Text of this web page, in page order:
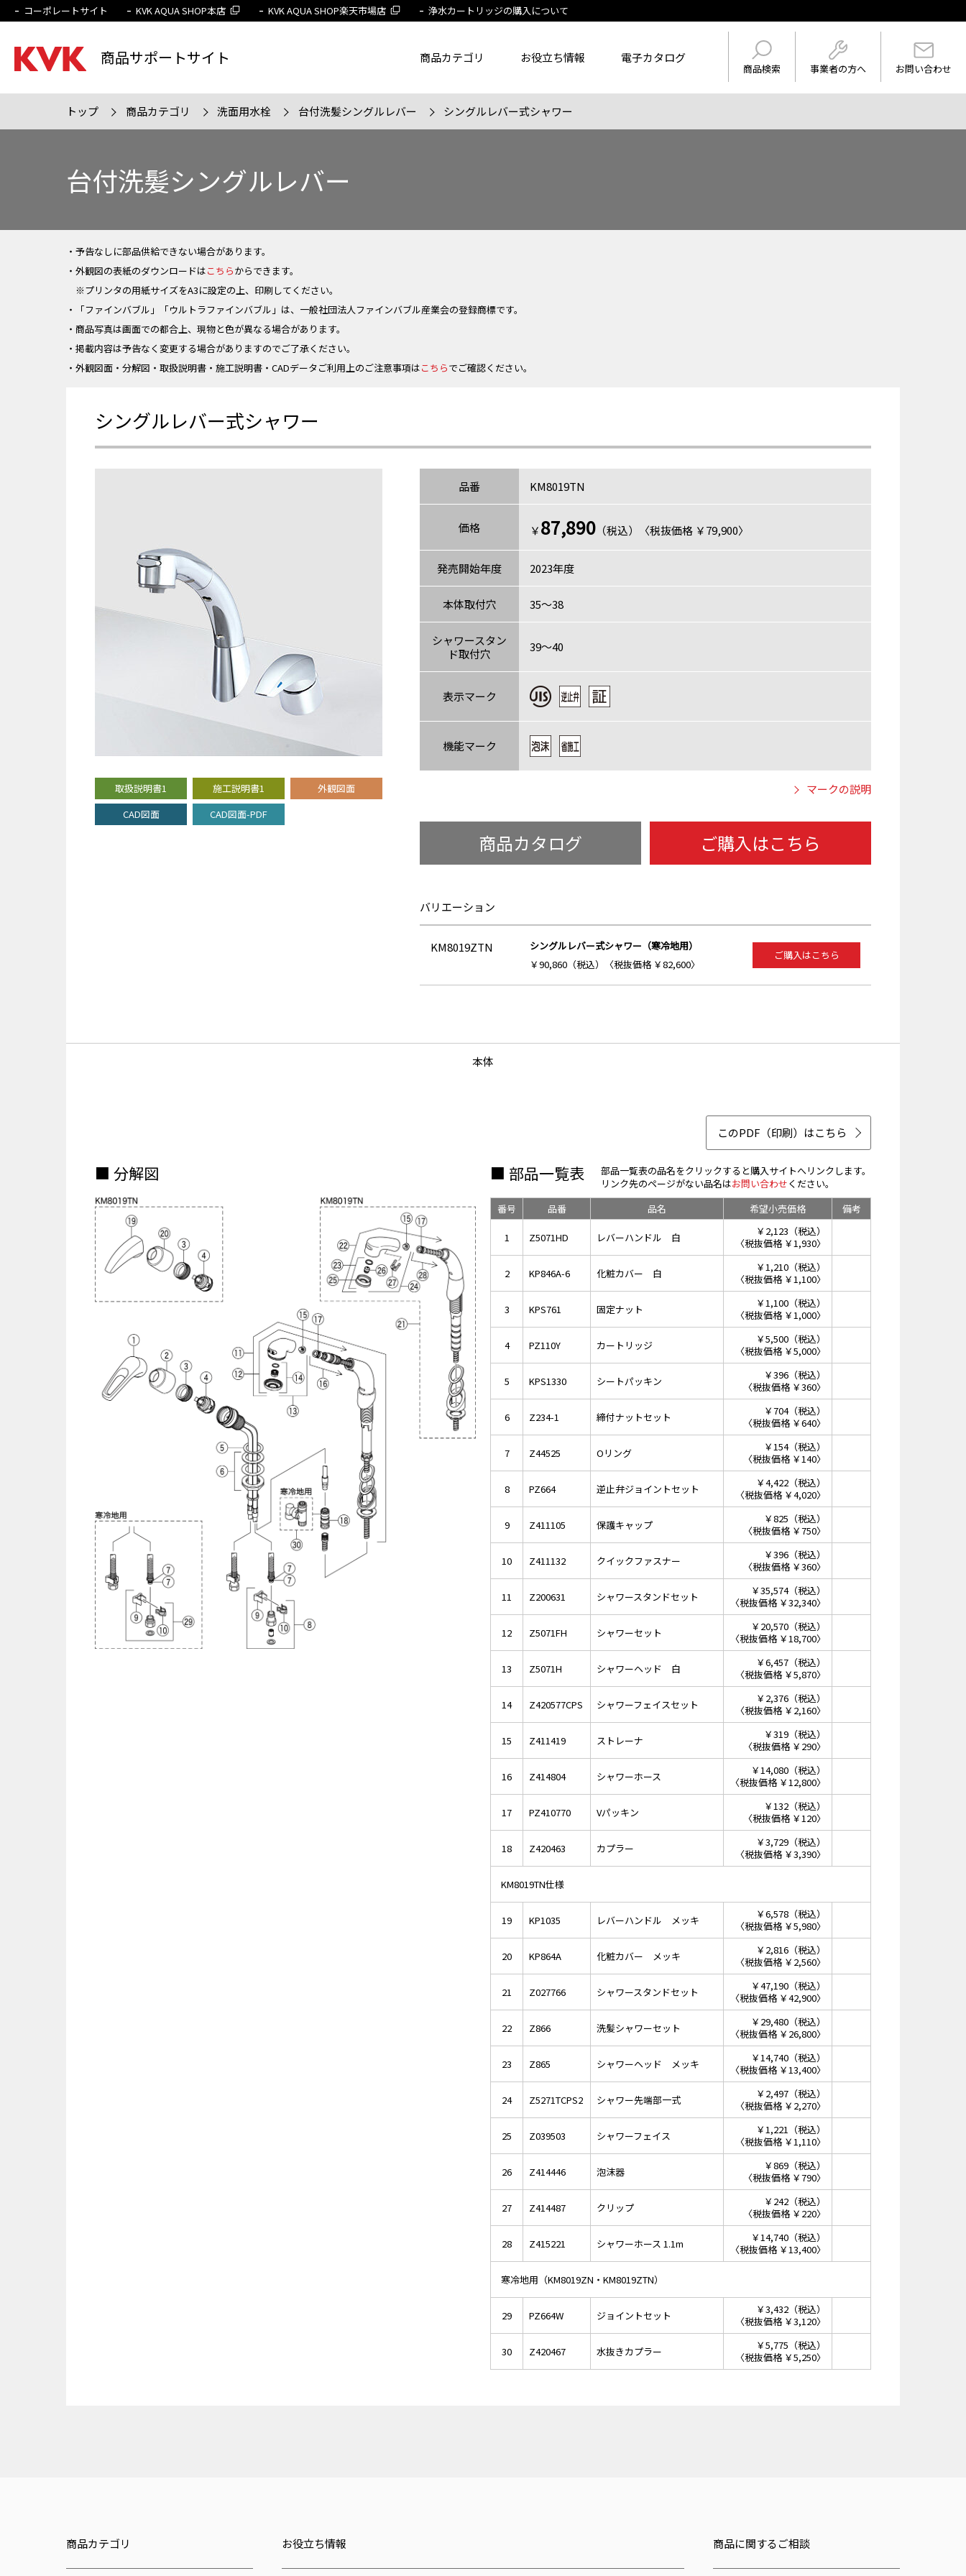
商品サポートサイト
商品検索 事業者の方へ お問い合わせ
販売終了品を除く 節湯水栓製品だけを表示
商品カテゴリ お役立ち情報 電子カタログ
コーポレートサイト KVK AQUA SHOP本店 KVK AQUA SHOP楽天市場店 浄水カートリッジの購入について
トップ 商品カテゴリ 洗面用水栓 台付洗髪シングルレバー シングルレバー式シャワー
台付洗髪シングルレバー
・予告なしに部品供給できない場合があります。
・外観図の表紙のダウンロードはこちらからできます。
※プリンタの用紙サイズをA3に設定の上、印刷してください。
・「ファインバブル」「ウルトラファインバブル」は、一般社団法人ファインバブル産業会の登録商標です。
・商品写真は画面での都合上、現物と色が異なる場合があります。
・掲載内容は予告なく変更する場合がありますのでご了承ください。
・外観図面・分解図・取扱説明書・施工説明書・CADデータご利用上のご注意事項はこちらでご確認ください。
シングルレバー式シャワー
取扱説明書1 施工説明書1
外観図面
CAD図面
CAD図面-PDF
品番 KM8019TN
価格 ￥87,890 （税込）〈税抜価格 ￥79,900〉
発売開始年度 2023年度
本体取付穴 35～38
シャワースタン
ド取付穴
39～40
表示マーク
機能マーク
マークの説明
商品カタログ ご購入はこちら
バリエーション
KM8019ZTN
シングルレバー式シャワー（寒冷地用）
￥90,860（税込）〈税抜価格 ￥82,600〉
ご購入はこちら
本体
このPDF（印刷）はこちら
■ 分解図 ■ 部品一覧表
部品一覧表の品名をクリックすると購入サイトへリンクします。
リンク先のページがない品名はお問い合わせください。
番号
品番 品名 希望小売価格 備考
1 Z5071HD レバーハンドル 白
￥2,123（税込）
〈税抜価格 ￥1,930〉
2 KP846A-6 化粧カバー 白
￥1,210（税込）
〈税抜価格 ￥1,100〉
3 KPS761 固定ナット
￥1,100（税込）
〈税抜価格 ￥1,000〉
4 PZ110Y カートリッジ
￥5,500（税込）
〈税抜価格 ￥5,000〉
5 KPS1330 シートパッキン
￥396（税込）
〈税抜価格 ￥360〉
6 Z234-1 締付ナットセット
￥704（税込）
〈税抜価格 ￥640〉
7 Z44525 Oリング
￥154（税込）
〈税抜価格 ￥140〉
8 PZ664 逆止弁ジョイントセット
￥4,422（税込）
〈税抜価格 ￥4,020〉
9 Z411105 保護キャップ
￥825（税込）
〈税抜価格 ￥750〉
10 Z411132 クイックファスナー
￥396（税込）
〈税抜価格 ￥360〉
11 Z200631 シャワースタンドセット
￥35,574（税込）
〈税抜価格 ￥32,340〉
12 Z5071FH シャワーセット
￥20,570（税込）
〈税抜価格 ￥18,700〉
13 Z5071H シャワーヘッド 白
￥6,457（税込）
〈税抜価格 ￥5,870〉
14 Z420577CPS シャワーフェイスセット
￥2,376（税込）
〈税抜価格 ￥2,160〉
15 Z411419 ストレーナ
￥319（税込）
〈税抜価格 ￥290〉
16 Z414804 シャワーホース
￥14,080（税込）
〈税抜価格 ￥12,800〉
17 PZ410770 Vパッキン
￥132（税込）
〈税抜価格 ￥120〉
18 Z420463 カプラー
￥3,729（税込）
〈税抜価格 ￥3,390〉
KM8019TN仕様
19 KP1035 レバーハンドル メッキ
￥6,578（税込）
〈税抜価格 ￥5,980〉
20 KP864A 化粧カバー メッキ
￥2,816（税込）
〈税抜価格 ￥2,560〉
21 Z027766 シャワースタンドセット
￥47,190（税込）
〈税抜価格 ￥42,900〉
22 Z866 洗髪シャワーセット
￥29,480（税込）
〈税抜価格 ￥26,800〉
23 Z865 シャワーヘッド メッキ
￥14,740（税込）
〈税抜価格 ￥13,400〉
24 Z5271TCPS2 シャワー先端部一式
￥2,497（税込）
〈税抜価格 ￥2,270〉
25 Z039503 シャワーフェイス
￥1,221（税込）
〈税抜価格 ￥1,110〉
26 Z414446 泡沫器
￥869（税込）
〈税抜価格 ￥790〉
27 Z414487 クリップ
￥242（税込）
〈税抜価格 ￥220〉
28 Z415221 シャワーホース 1.1m
￥14,740（税込）
〈税抜価格 ￥13,400〉
寒冷地用（KM8019ZN・KM8019ZTN）
29 PZ664W ジョイントセット
￥3,432（税込）
〈税抜価格 ￥3,120〉
30 Z420467 水抜きカプラー
￥5,775（税込）
〈税抜価格 ￥5,250〉
商品カテゴリ お役立ち情報 商品に関するご相談